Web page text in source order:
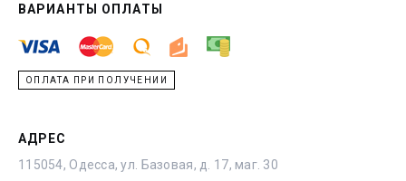
ВАРИАНТЫ ОПЛАТЫ
ОПЛАТА ПРИ ПОЛУЧЕНИИ
АДРЕС
115054, Одесса, ул. Базовая, д. 17, маг. 30